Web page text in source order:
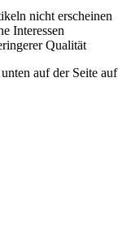
nicht erscheinen
Interessen
Qualität
auf der Seite auf